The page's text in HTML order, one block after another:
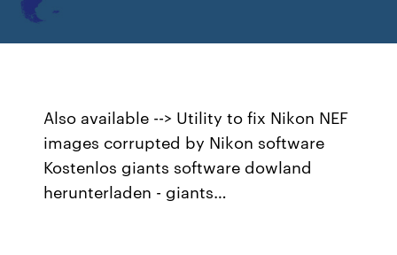
Also available --> Utility to fix Nikon NEF
images corrupted by Nikon software
Kostenlos giants software dowland
herunterladen - giants…